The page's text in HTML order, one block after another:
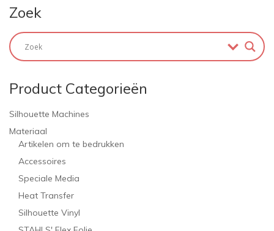
Zoek
Product Categorieën
Silhouette Machines
Materiaal
Artikelen om te bedrukken
Accessoires
Speciale Media
Heat Transfer
Silhouette Vinyl